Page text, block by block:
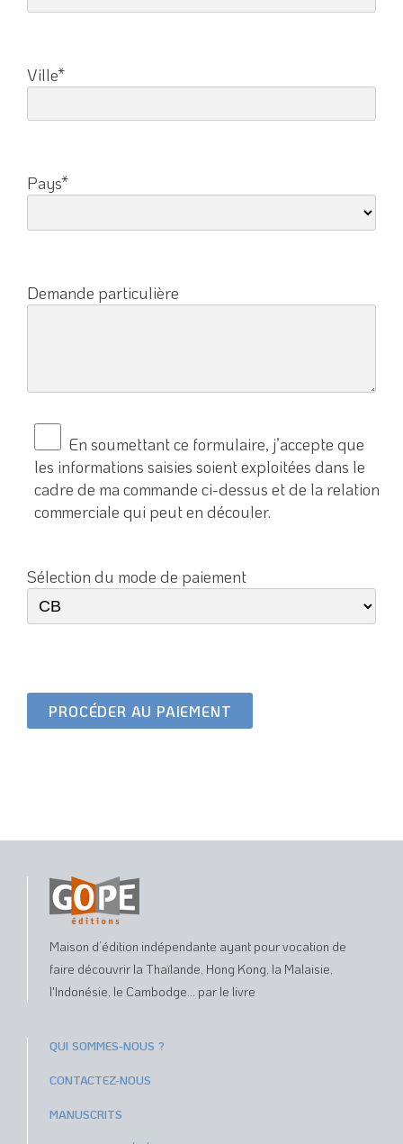
Ville*
Pays*
Demande particulière
En soumettant ce formulaire, j’accepte que
les informations saisies soient exploitées dans le
cadre de ma commande ci-dessus et de la relation
commerciale qui peut en découler.
Sélection du mode de paiement
Maison d’édition indépendante ayant pour vocation de
faire découvrir la Thaïlande, Hong Kong, la Malaisie,
l'Indonésie, le Cambodge... par le livre
QUI SOMMES-NOUS ?
CONTACTEZ-NOUS
MANUSCRITS